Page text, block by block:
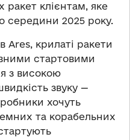
ракет клієнтам, яке
середини 2025 року.
Ares, крилаті ракети
стартовими
з високою
звуку —
хочуть
та корабельних